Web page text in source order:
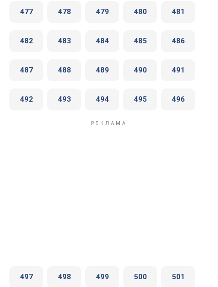
477 478 479 480 481
482 483 484 485 486
487 488 489 490 491
492 493 494 495 496
497 498 499 500 501